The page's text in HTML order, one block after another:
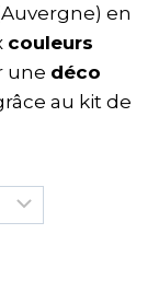
en
couleurs
une déco
au kit de